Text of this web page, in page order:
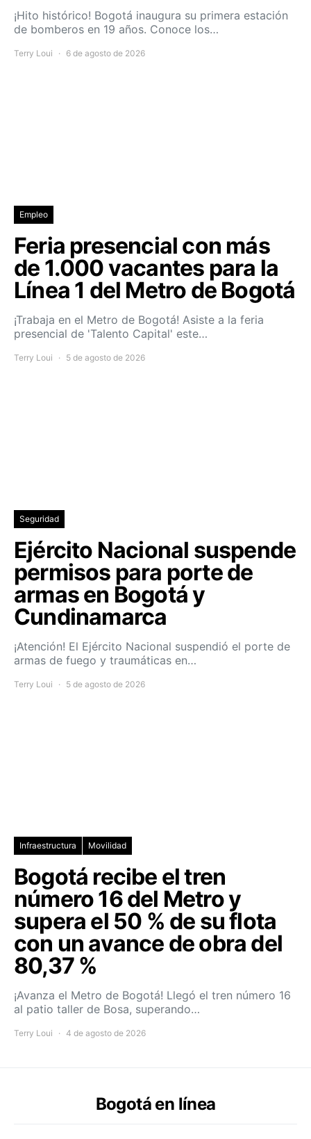
¡Hito histórico! Bogotá inaugura su primera estación
de bomberos en 19 años. Conoce los…
Terry Loui 6 de agosto de 2026
Empleo
Feria presencial con más
de 1.000 vacantes para la
Línea 1 del Metro de Bogotá
¡Trabaja en el Metro de Bogotá! Asiste a la feria
presencial de 'Talento Capital' este…
Terry Loui 5 de agosto de 2026
Seguridad
Ejército Nacional suspende
permisos para porte de
armas en Bogotá y
Cundinamarca
¡Atención! El Ejército Nacional suspendió el porte de
armas de fuego y traumáticas en…
Terry Loui 5 de agosto de 2026
Infraestructura Movilidad
Bogotá recibe el tren
número 16 del Metro y
supera el 50 % de su flota
con un avance de obra del
80,37 %
¡Avanza el Metro de Bogotá! Llegó el tren número 16
al patio taller de Bosa, superando…
Terry Loui 4 de agosto de 2026
Bogotá en línea